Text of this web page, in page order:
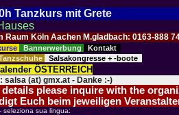
Tanzkurs mit Grete
Köln Aachen M.gladbach: 0163-888
Bannerwerbung Kontakt
Salsakongresse + -boote
ÖSTERREICH
(at) gmx.at - Danke :-)
please inquire with the
Euch beim jeweiligen
sua lingua: